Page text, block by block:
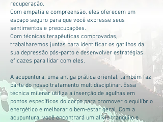
recuperação.
Com empatia e compreensão, eles oferecem um
espaço seguro para que você expresse seus
sentimentos e preocupações.
Com técnicas terapêuticas comprovadas,
trabalharemos juntas para identificar os gatilhos da
sua depressão pós-parto e desenvolver estratégias
eficazes para lidar com eles.
A acupuntura, uma antiga prática oriental, também faz
parte do nosso tratamento multidisciplinar. Essa
técnica milenar utiliza a inserção de agulhas em
pontos específicos do corpo para promover o equilíbrio
energético e melhorar o bem-estar geral. Com a
acupuntura, você encontrará um alívio tranquilo e